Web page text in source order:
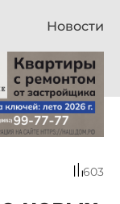
Новости
603